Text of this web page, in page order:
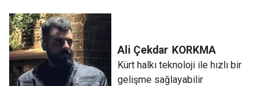
Ali Çekdar KORKMA
Kürt halkı teknoloji ile hızlı bir
gelişme sağlayabilir